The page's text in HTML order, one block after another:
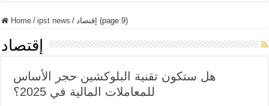
Home / ipst news / إقتصاد (page 9)
إقتصاد
هل ستكون تقنية البلوكشين حجر الأساس
للمعاملات المالية في 2025؟